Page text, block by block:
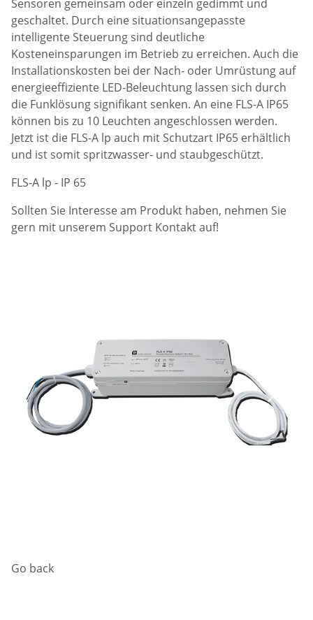
Sensoren gemeinsam oder einzeln gedimmt und
geschaltet. Durch eine situationsangepasste
intelligente Steuerung sind deutliche
Kosteneinsparungen im Betrieb zu erreichen. Auch die
Installationskosten bei der Nach- oder Umrüstung auf
energieeffiziente LED-Beleuchtung lassen sich durch
die Funklösung signifikant senken. An eine FLS-A IP65
können bis zu 10 Leuchten angeschlossen werden.
Jetzt ist die FLS-A lp auch mit Schutzart IP65 erhältlich
und ist somit spritzwasser- und staubgeschützt.
FLS-A lp - IP 65
Sollten Sie Interesse am Produkt haben, nehmen Sie
gern mit unserem Support Kontakt auf!
Go back